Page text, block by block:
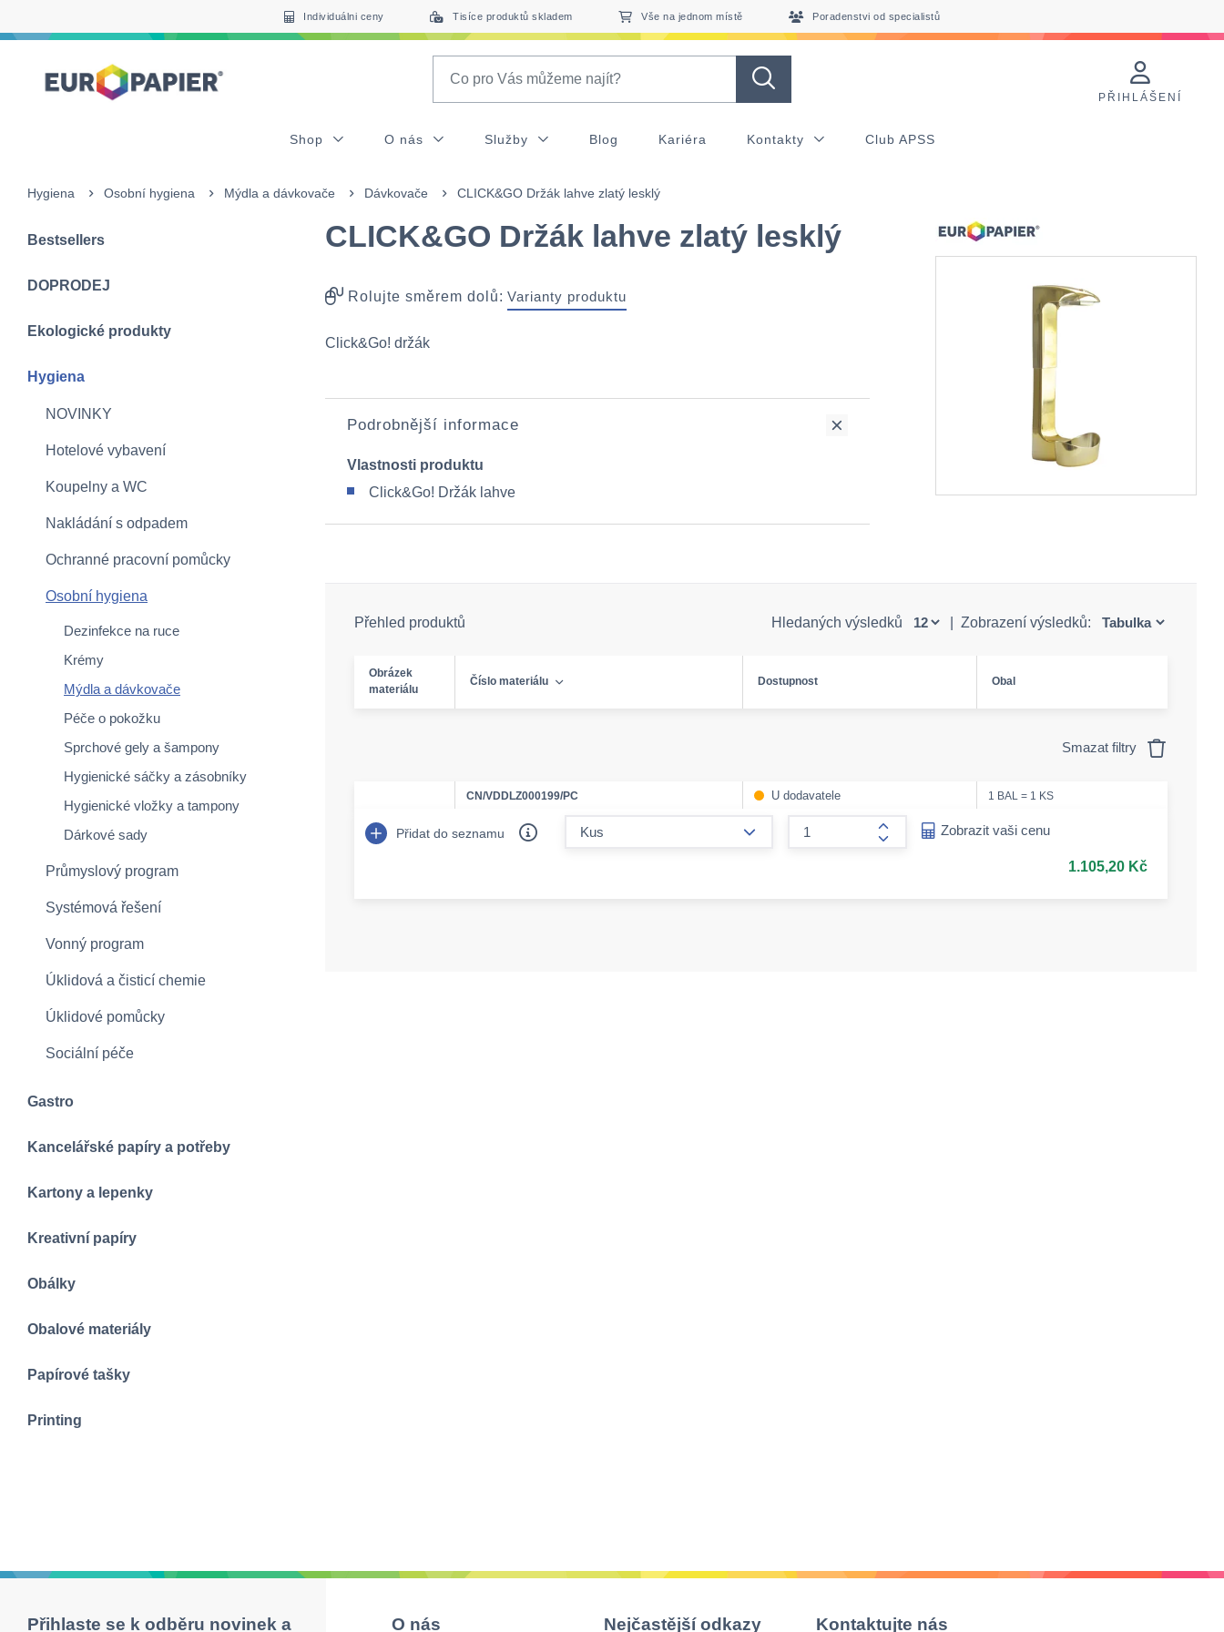
Individuálni ceny Tisíce produktů skladem Vše na jednom místě Poradenstvi od specialistů
PŘIHLÁŠENÍ
Shop O nás Služby Blog Kariéra Kontakty Club APSS
Hygiena Osobní hygiena Mýdla a dávkovače Dávkovače CLICK&GO Držák lahve zlatý lesklý
Bestsellers
DOPRODEJ
Ekologické produkty
Hygiena
NOVINKY
Hotelové vybavení
Koupelny a WC
Nakládání s odpadem
Ochranné pracovní pomůcky
Osobní hygiena
Dezinfekce na ruce
Krémy
Mýdla a dávkovače
Péče o pokožku
Sprchové gely a šampony
Hygienické sáčky a zásobníky
Hygienické vložky a tampony
Dárkové sady
Průmyslový program
Systémová řešení
Vonný program
Úklidová a čisticí chemie
Úklidové pomůcky
Sociální péče
Gastro
Kancelářské papíry a potřeby
Kartony a lepenky
Kreativní papíry
Obálky
Obalové materiály
Papírové tašky
Printing
CLICK&GO Držák lahve zlatý lesklý
Rolujte směrem dolů: Varianty produktu
Click&Go! držák
Podrobnější informace
Vlastnosti produktu
Click&Go! Držák lahve
Přehled produktů Hledaných výsledků Zobrazení výsledků:
Obrázek
materiálu
Číslo materiálu Dostupnost Obal
Smazat filtry
CN/VDDLZ000199/PC U dodavatele 1 BAL = 1 KS
Přidat do seznamu
form.increase-amount
Zobrazit vaši cenu
1.105,20 Kč
Přihlaste se k odběru novinek a O nás Nejčastější odkazy Kontaktujte nás